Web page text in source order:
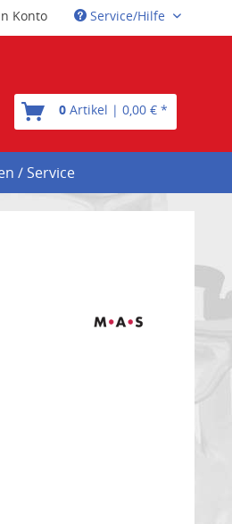
Service/Hilfe
Konto
0 Artikel | 0,00 € *
/ Service